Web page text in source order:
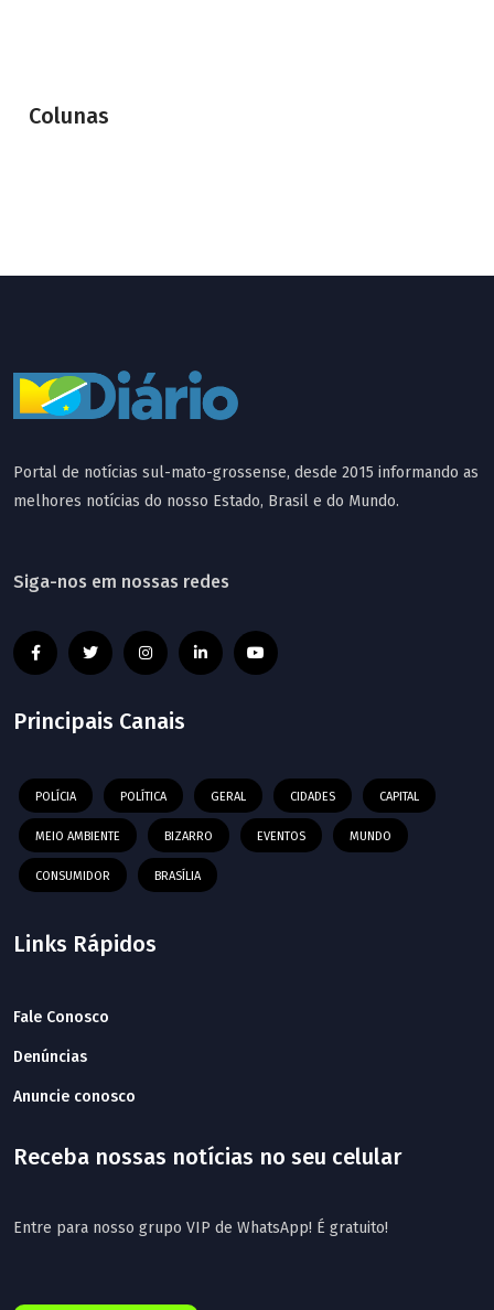
Colunas
Portal de notícias sul-mato-grossense, desde 2015 informando as
melhores notícias do nosso Estado, Brasil e do Mundo.
Siga-nos em nossas redes
Principais Canais
POLÍCIA POLÍTICA GERAL CIDADES CAPITAL
MEIO AMBIENTE BIZARRO EVENTOS MUNDO
CONSUMIDOR BRASÍLIA
Links Rápidos
Fale Conosco
Denúncias
Anuncie conosco
Receba nossas notícias no seu celular
Entre para nosso grupo VIP de WhatsApp! É gratuito!